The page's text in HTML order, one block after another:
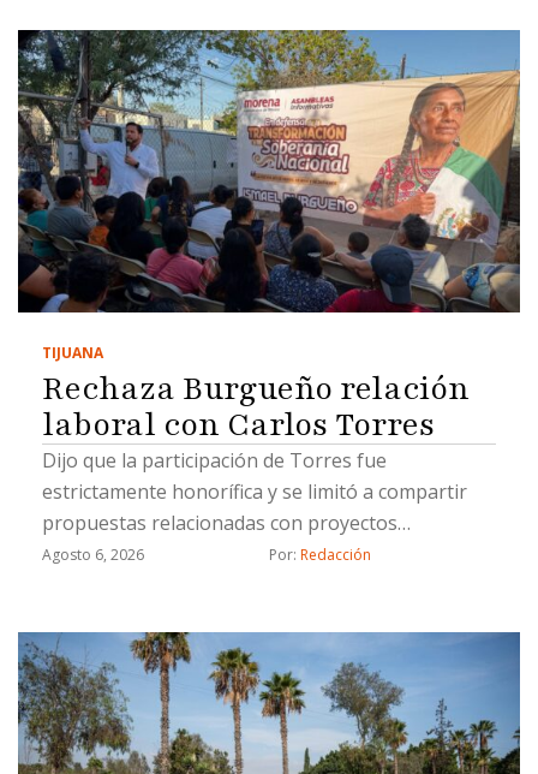
TIJUANA
Rechaza Burgueño relación
laboral con Carlos Torres
Dijo que la participación de Torres fue
estrictamente honorífica y se limitó a compartir
propuestas relacionadas con proyectos
estratégicos
Agosto 6, 2026 Por: Redacción